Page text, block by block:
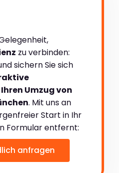
zu verbinden:
sichern Sie sich
Umzug von
. Mit uns an
Start in Ihr
Formular entfernt:
anfragen